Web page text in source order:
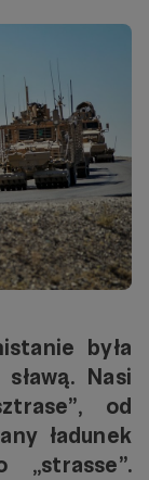
była
Nasi
od
ładunek
„strasse”.